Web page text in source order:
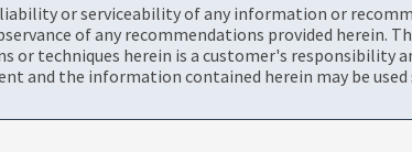
or serviceability of any information or
of any recommendations provided herein.
techniques herein is a customer's responsibility
and the information contained herein may be